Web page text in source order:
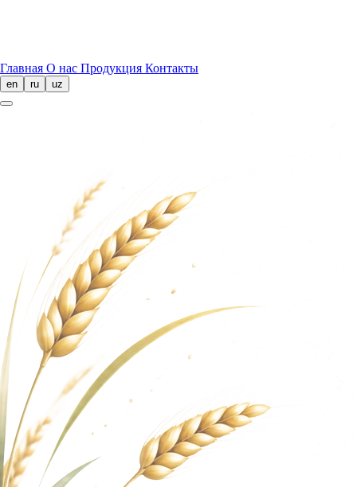
Главная О нас Продукция Контакты
en ru uz